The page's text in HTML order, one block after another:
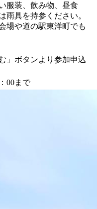
装、飲み物、昼食
持参ください。
の駅東洋町でも
」ボタンより参加申込
00まで